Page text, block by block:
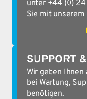
unter +44 (0) 24
Sie mit unserem
SUPPORT
Wir geben
bei Wartung,
benötigen.